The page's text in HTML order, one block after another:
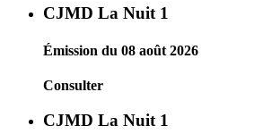
CJMD La Nuit 1
Émission du 08 août 2026
Consulter
CJMD La Nuit 1